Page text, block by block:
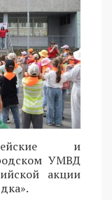
и
УМВД
акции